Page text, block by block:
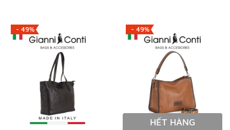
- 49% - 49%
HẾT HÀNG